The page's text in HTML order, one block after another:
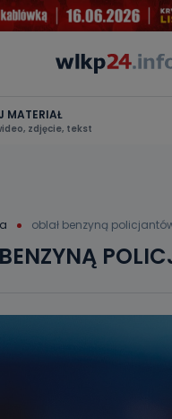
MATERIAŁ
zdjęcie, tekst
oblał benzyną